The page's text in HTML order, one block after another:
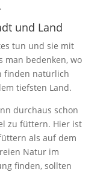
und Land
tun und sie mit
man bedenken, wo
finden natürlich
tiefsten Land.
durchaus schon
zu füttern. Hier ist
als auf dem
Natur im
finden, sollten